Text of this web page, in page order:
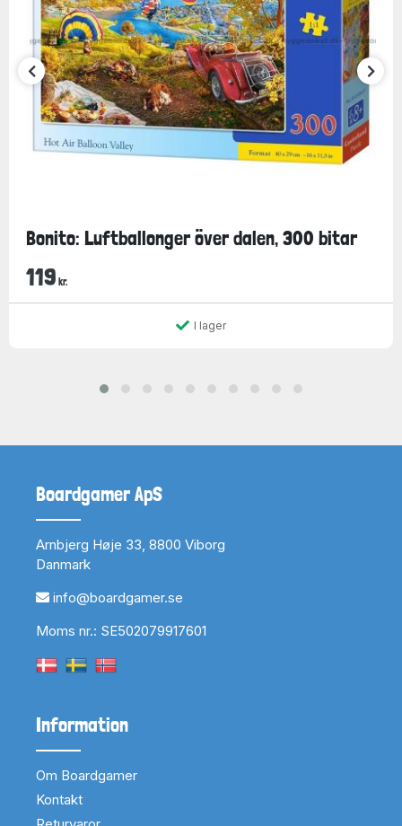
Bonito: Luftballonger över dalen, 300 bitar
119 kr.
I lager
Boardgamer ApS
Arnbjerg Høje 33, 8800 Viborg
Danmark
info@boardgamer.se
Moms nr.: SE502079917601
Information
Om Boardgamer
Kontakt